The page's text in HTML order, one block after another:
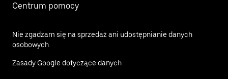
Centrum pomocy
Nie zgadzam się na sprzedaż ani udostępnianie danych
osobowych
Zasady Google dotyczące danych